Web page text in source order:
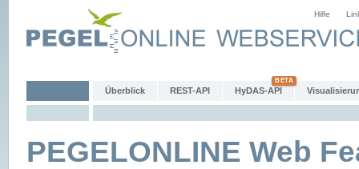
Hilfe
Überblick REST-API HyDAS-API
PEGELONLINE Web